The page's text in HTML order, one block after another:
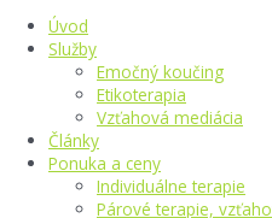
Úvod
Služby
Emočný koučing
Etikoterapia
Vzťahová mediácia
Články
Ponuka a ceny
Individuálne terapie
Párové terapie,